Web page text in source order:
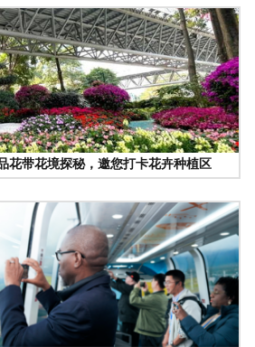
花带花境探秘，邀您打卡花卉种植区